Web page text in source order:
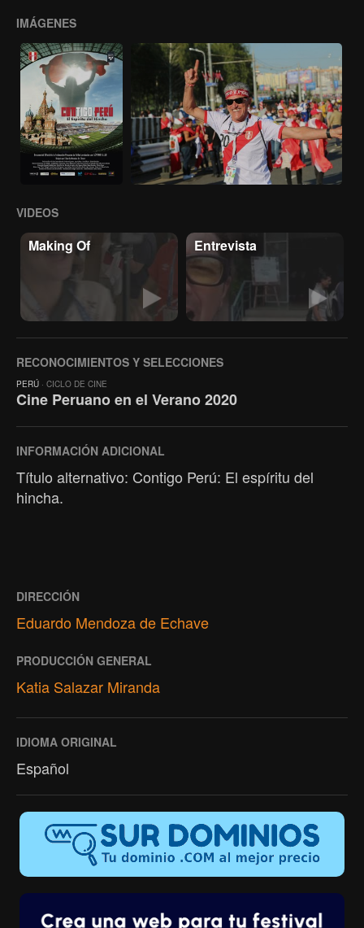
IMÁGENES
VIDEOS
Making Of Entrevista
RECONOCIMIENTOS Y SELECCIONES
PERÚ · CICLO DE CINE
Cine Peruano en el Verano 2020
INFORMACIÓN ADICIONAL
Título alternativo: Contigo Perú: El espíritu del
hincha.
DIRECCIÓN
Eduardo Mendoza de Echave
PRODUCCIÓN GENERAL
Katia Salazar Miranda
IDIOMA ORIGINAL
Español